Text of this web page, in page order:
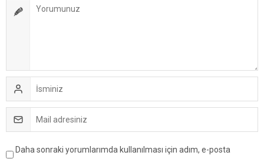
Daha sonraki yorumlarımda kullanılması için adım, e-posta